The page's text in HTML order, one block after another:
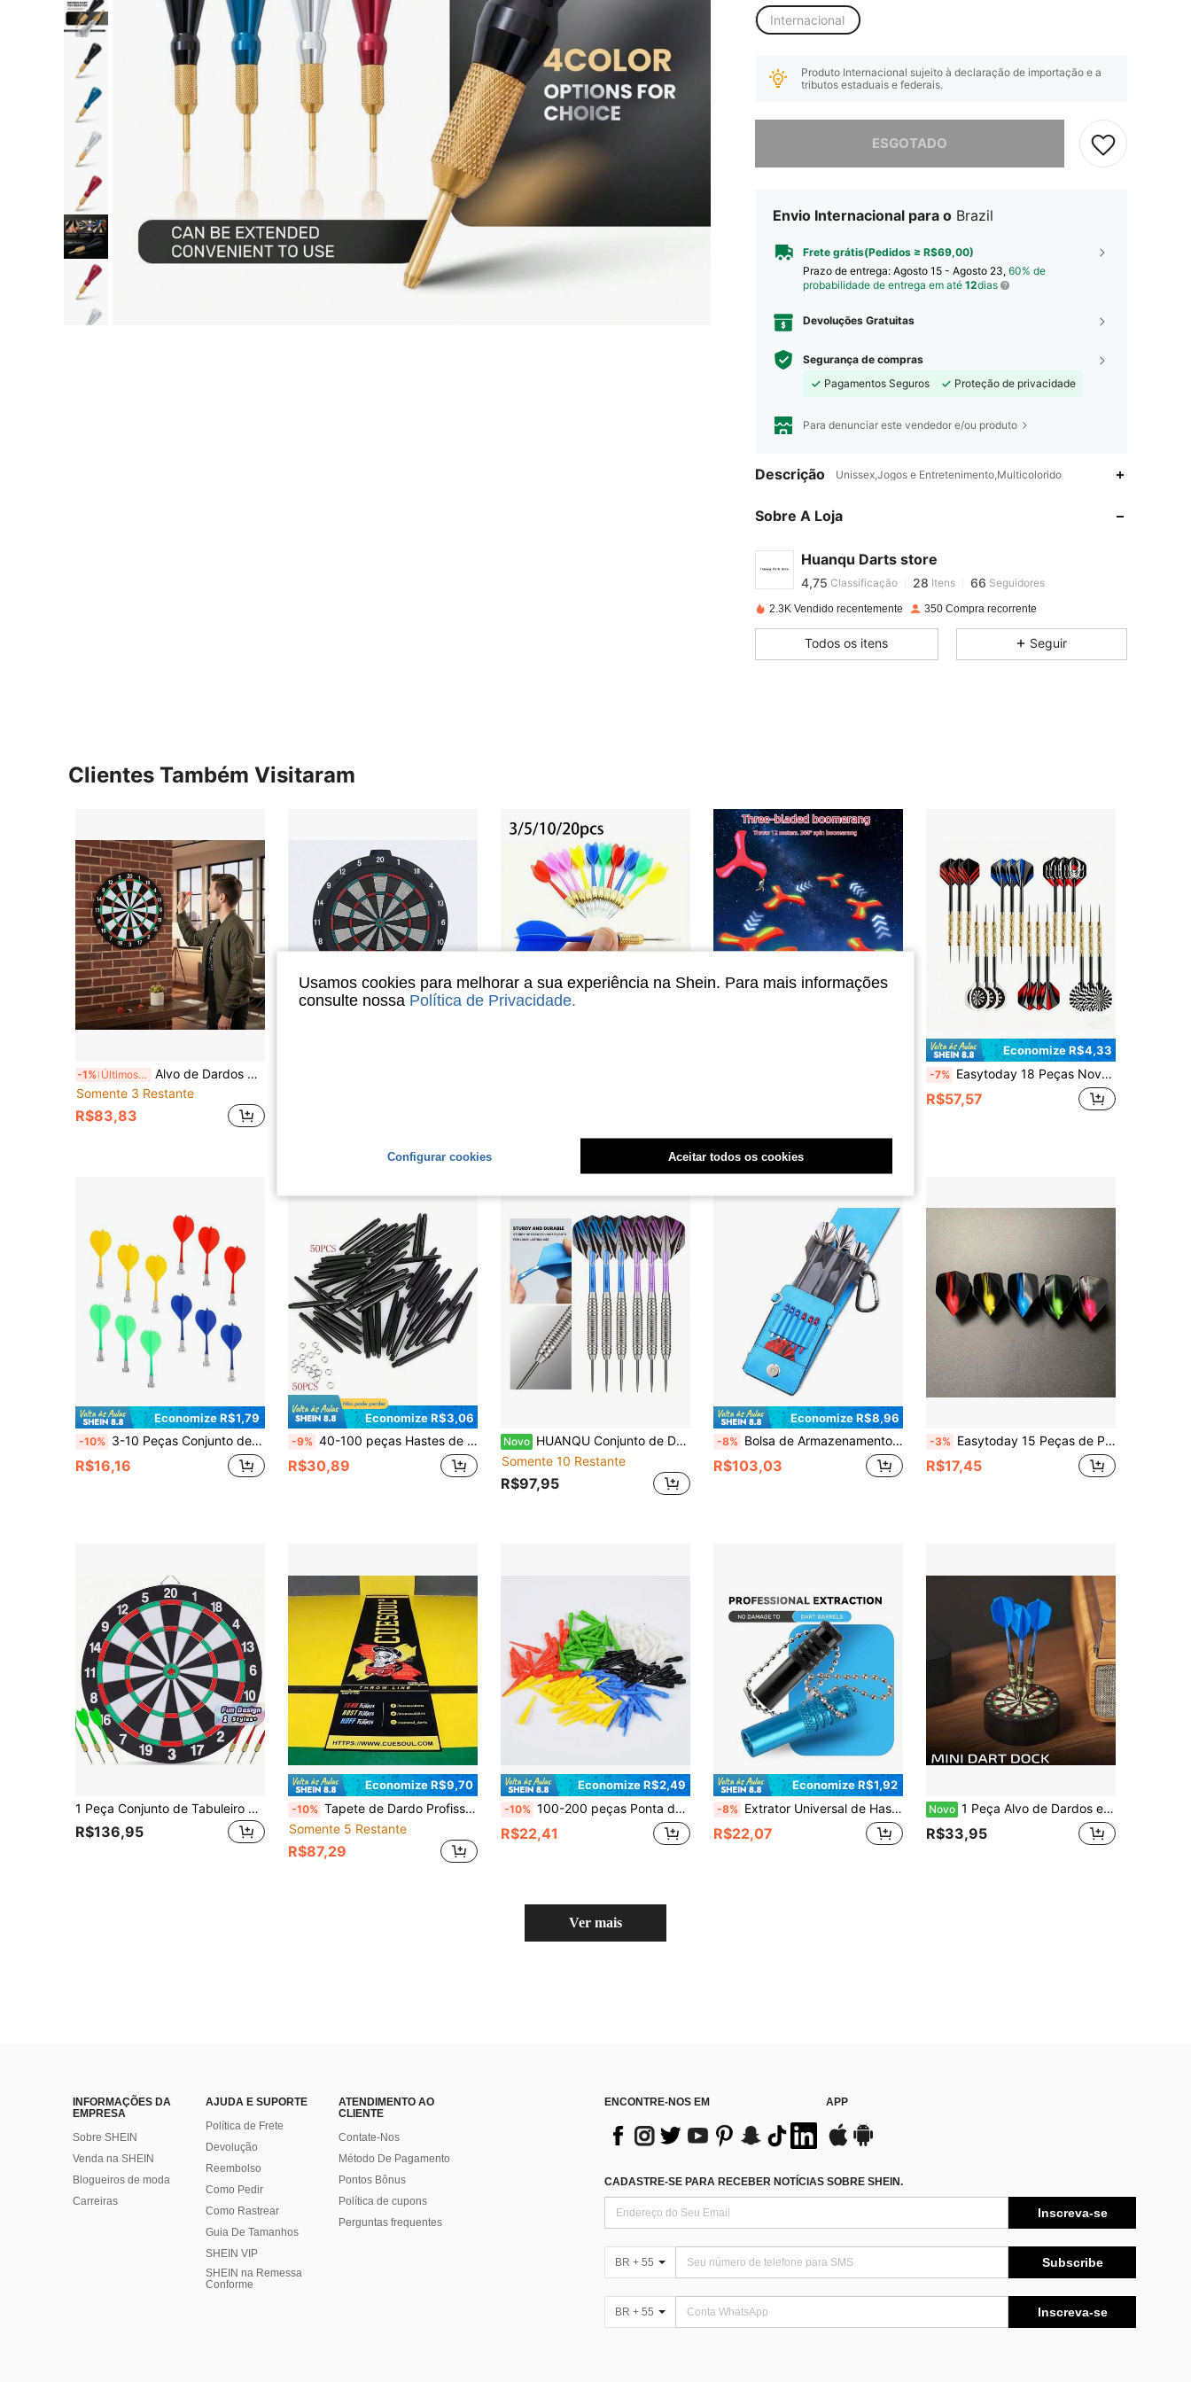
Internacional
Produto Internacional sujeito à declaração de importação e a
tributos estaduais e federais.
ESGOTADO
Envio Internacional para o Brazil
Frete grátis(Pedidos ≥ R$69,00)
Prazo de entrega: Agosto 15 - Agosto 23, 60% de
probabilidade de entrega em até 12dias
Devoluções Gratuitas
Segurança de compras
Pagamentos Seguros
Proteção de privacidade
Para denunciar este vendedor e/ou produto
Descrição Unissex,Jogos e Entretenimento,Multicolorido
Sobre A Loja
Huanqu Darts store
4,75 28
66
4,75
28
4,75 Classificação 28 Itens 66 Seguidores
4,75 28
66
4,75
4,75
28
66
2.3K Vendido recentemente 350 Compra recorrente
Todos os itens Seguir
Clientes Também Visitaram
-1% Últimos 3 dias
Alvo de Dardos de 12 Polegadas (4 Dardos) Conjunto de Dardos para Treinamento & Entretenimento, Jogo de Lazer Interno, Adequado para Festas e Jogos em Família, Fácil de Armazenar e Pendurar, Presente de Festa, Presente de Natal, Presente de Halloween
Somente 3 Restante
R$83,83
Economize R$4,33
-7% Easytoday 18 Peças Novo Conjunto de Dardos, Jogo de Dardos de Lazer, Melhora a Precisão, Adequado para Entretenimento, Treinamento e Competição
R$57,57
Economize R$1,79
-10% 3-10 Peças Conjunto de Dardos Magnéticos Brilhantes, 85mm, Adequado para Jogos e Festas Internos, Cores Aleatórias
R$16,16
Economize R$3,06
-9% 40-100 peças Hastes de Dardo Rosqueadas 2BA, Conjunto de Anéis de Haste de Dardo de Náilon de 53mm de Comprimento
R$30,89
Novo HUANQU Conjunto de Dardos Profissional 6 peças/18g Azul & Roxo, Material de Ferro com Barril Texturizado Antiderrapante em Forma de Anel, Empunhadura Confortável, Hastes de Reposição na Cor Combinando e Múltiplas Penas Grossas Resistentes ao Desgaste, Durável Antiquebra e Antifratura, Equipamento de Treinamento Diário de Nível Iniciante, Alívio de Estresse para Trabalhadores de Escritório em Casa, Lazer para Estudantes em Dormitórios, Portátil para Uso Externo, Brinquedo de Dardos Casual Competitivo Unissex para Ambientes Internos/Externos
Somente 10 Restante
R$97,95
Economize R$8,96
-8% Bolsa de Armazenamento Portátil Multifuncional HUANQU, Disponível nas Cores Preta, Azul e Vermelha, Minimalista e na Moda com Forte Praticidade. O Design de Fechamento com Zíper Pode Armazenar Dardos, Tampões de Ouvido e Outros Pequenos Acessórios, Organizado e Arrumado, Conveniente para Carregar, Adequado para Uso Diário e Viagens. É Tanto uma Bolsa Organizadora Prática para Esportes Quanto um Presente Atencioso para Entusiastas de Dardos, Podendo Ser Dado como Presente para o Dia dos Namorados, Páscoa, Ramadã, Dia dos Pais, Aniversário, Etc.
R$103,03
-3% Easytoday 15 Peças de Penas de Dardo Padrão em 5 Estilos, Material PET, Múltiplos Padrões, Acessórios de Dardo
R$17,45
1 Peça Conjunto de Tabuleiro de Dardos Profissional, Conjunto de Dardos com Alvo de Papel para Lazer e Entretenimento Doméstico, Tabuleiro de Dardos com Alvo de Papel para Uso Externo
R$136,95
Economize R$9,70
-10% Tapete de Dardo Profissional com Linhas de Arremesso Oficiais, Bottom de Borracha Antiderrapante para Proteger os Pisos, Adequado para Salas de Jogos Domésticas, Tapete de Tabuleiro de Dardo Macio Fácil de Enrolar, Acessório de Prática de Alta Resistência
Somente 5 Restante
R$87,29
Economize R$2,49
-10% 100-200 peças Ponta de Dardo Plástica Macia e Profissional da Decathlon, Cabeça de Dardo Plástica Colorida, Diâmetro da Rosca de 4,5 mm, Não é Fácil de Dobrar e Não é Fácil de Quebrar
R$22,41
Economize R$1,92
-8% Extrator Universal de Haste de Dardo HUANQU, Ferramenta de Dardo para Hastes Quebradas, Acessórios de Dardo, Ferramenta de Reparo de Dardo, Acessórios de Dardo, Escolha Perfeita para Entusiastas de Dardo, Adequado para Presentes de Páscoa/Dia dos Namorados/Ramadã/Dia dos Pais/Festa de Aniversário
R$22,07
Novo 1 Peça Alvo de Dardos em EVA, Diâmetro de 10cm/3,94 pol. Mini Alvo de Dardos, Suporte de Armazenamento de Dardos
R$33,95
Ver mais
INFORMAÇÕES DA
EMPRESA
Sobre SHEIN
Venda na SHEIN
Blogueiros de moda
Carreiras
AJUDA E SUPORTE
Política de Frete
Devolução
Reembolso
Como Pedir
Como Rastrear
Guia De Tamanhos
SHEIN VIP
SHEIN na Remessa
Conforme
ATENDIMENTO AO
CLIENTE
Contate-Nos
Método De Pagamento
Pontos Bônus
Política de cupons
Perguntas frequentes
ENCONTRE-NOS EM APP
CADASTRE-SE PARA RECEBER NOTÍCIAS SOBRE SHEIN.
Inscreva-se
BR + 55 Subscribe
BR + 55 Inscreva-se
Usamos cookies para melhorar a sua experiência na Shein. Para mais informações
consulte nossa Política de Privacidade.
Configurar cookies Aceitar todos os cookies